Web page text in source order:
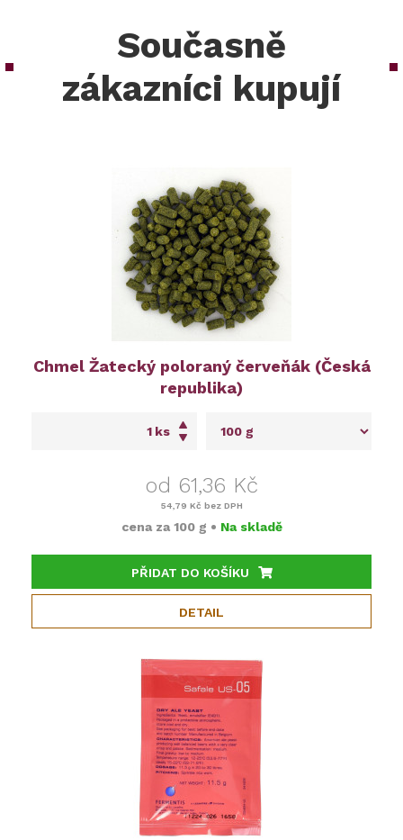
Současně
zákazníci kupují
Chmel Žatecký poloraný červeňák (Česká
republika)
ks
od 61,36 Kč
54,79 Kč bez DPH
cena za 100 g • Na skladě
PŘIDAT DO KOŠÍKU
DETAIL